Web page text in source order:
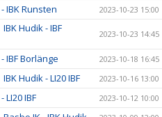
IBK Runsten 2023-10-23 15:00
Hudik - IBF
2023-10-23 14:45
IBF Borlänge 2023-10-18 16:45
Hudik - LI20 IBF 2023-10-16 13:00
IBF 2023-10-12 10:00